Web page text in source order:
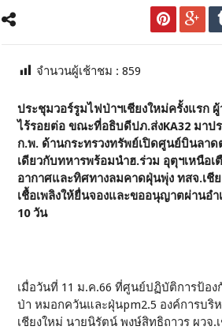
จำนวนผู้เช้าชม :859
ประชุมวอร์รูมไฟป่าฯเชียงใหม่ครั้งแรก
ไร้รอยต่อ ขณะที่อธิบดีปภ.ส่งKA32 มาป
ก.พ. ด้านกระทรวงทรัพย์เปิดศูนย์บินลาด
เดียวกับทหารพร้อมนำฮ.ร่วม อุตุฯเหนือ
อากาศและทิศทางลมคาดฝุ่นพุ่ง ทสจ.เชี
เชื้อเพลิงให้ยื่นจองและขออนุญาตผ่านอำ
10 วัน
เมื่อวันที่ 11 ม.ค.66 ที่ศูนย์ปฏิบัติการป้อ
ป่า หมอกควันและฝุ่นpm2.5 องค์การบริ
เชียงใหม่ นายนิรัตน์ พงษ์สิทธิถาวร ผวจ.